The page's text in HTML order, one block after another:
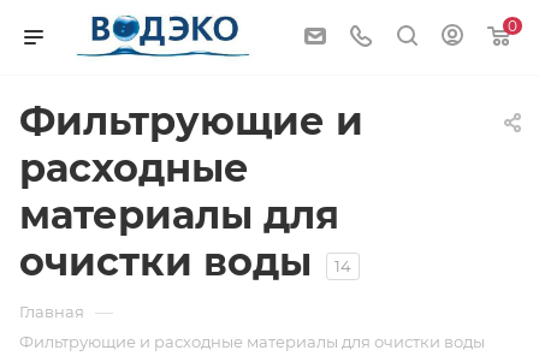
0
Фильтрующие и
расходные
материалы для
очистки воды
14
Главная —
Фильтрующие и расходные материалы для очистки воды